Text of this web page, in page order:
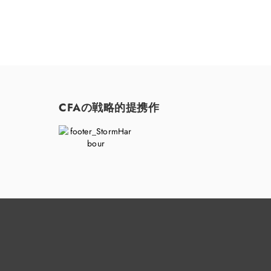
CFAの戦略的提携作